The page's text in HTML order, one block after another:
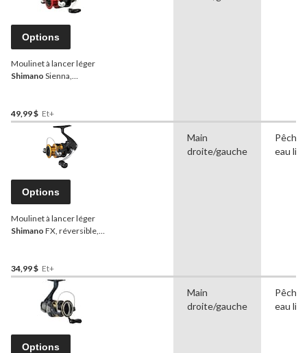
Options
Moulinet à lancer léger
Shimano Sienna,
49,99 $ Et+
Options
Moulinet à lancer léger
Shimano FX, réversible,
34,99 $ Et+
Main
droite/gauche
Pêche
eau
Options
Main
droite/gauche
Pêche
eau